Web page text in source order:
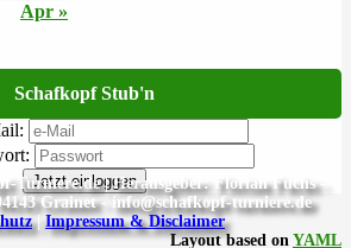
Apr »
Schafkopf Stub'n
Jetzt einloggen
Turniere.de | Herausgeber: Florian Fuchs -
Grainet - info@schafkopf-turniere.de
| Impressum & Disclaimer
Layout based on YAML